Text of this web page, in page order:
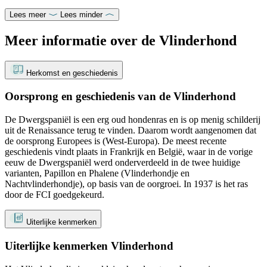
Lees meer Lees minder
Meer informatie over de Vlinderhond
Herkomst en geschiedenis
Oorsprong en geschiedenis van de Vlinderhond
De Dwergspaniël is een erg oud hondenras en is op menig schilderij
uit de Renaissance terug te vinden. Daarom wordt aangenomen dat
de oorsprong Europees is (West-Europa). De meest recente
geschiedenis vindt plaats in Frankrijk en België, waar in de vorige
eeuw de Dwergspaniël werd onderverdeeld in de twee huidige
varianten, Papillon en Phalene (Vlinderhondje en
Nachtvlinderhondje), op basis van de oorgroei. In 1937 is het ras
door de FCI goedgekeurd.
Uiterlijke kenmerken
Uiterlijke kenmerken Vlinderhond